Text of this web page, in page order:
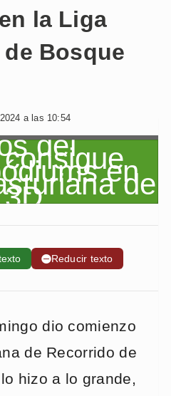
la Liga
Bosque
a las 10:54
➖Reducir texto
dio comienzo
de Recorrido de
hizo a lo grande,